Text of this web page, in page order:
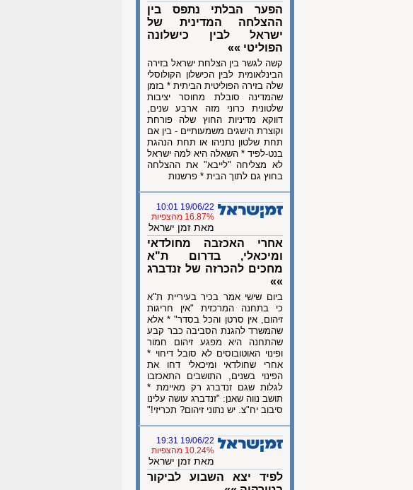
הפער הבלתי נתפס בין
ההצלחה המדינית של
ישראל לבין כישלונה
הפוליטי »»
קשה לגשר בין הצלחת ישראל בזירה
הבינלאומית לבין הכישלון הקולוסלי
שלה בזירה הפוליטית הביתית * בזמן
שהמדינה סובלת מחוסר יציבות
שלטונית כרוני מזה ארבע שנים,
דווקא מדיניות החוץ שלה פורחת
וקוצרת הישגים משמעותיים - בין אם
תחת שלטון נתניהו או תחת הנהגת
בנט-לפיד * השאלה היא למה ישראל
לא מצליחה "לייבא" את ההצלחה
בחוץ גם לתוך הבית * פרשנות
19/06/22 10:01
16.87% מהצפיות
מאת זמן ישראל
אחרי האכזבה מחולדאי
ומיכאלי, בדרום ת"א
מחכים להכרזה של זנדברג
»»
ביום שישי אמר בכיר בעיריית ת"א
כי בתחנה המרכזית "אין חריגות
זיהום, אין סרטן והכל בסדר" * אלא
שהמשרד להגנת הסביבה כבר קבע
שהתחנה היא מפגע זיהום חמור
ופינוי האוטובוסים לא סובל דיחוי *
אחרי שחולדאי ומיכאלי דחו את
הפינוי בשנים, התושבים התאכזבו
לגלות שגם זנדברג רק מאיימת *
תושב נווה שאנן: "זנדברג עושה עלינו
סיבוב יח"צ. יש נתוני זיהום? תכריזי!"
19/06/22 19:31
10.24% מהצפיות
מאת זמן ישראל
לפיד יצא השבוע לביקור